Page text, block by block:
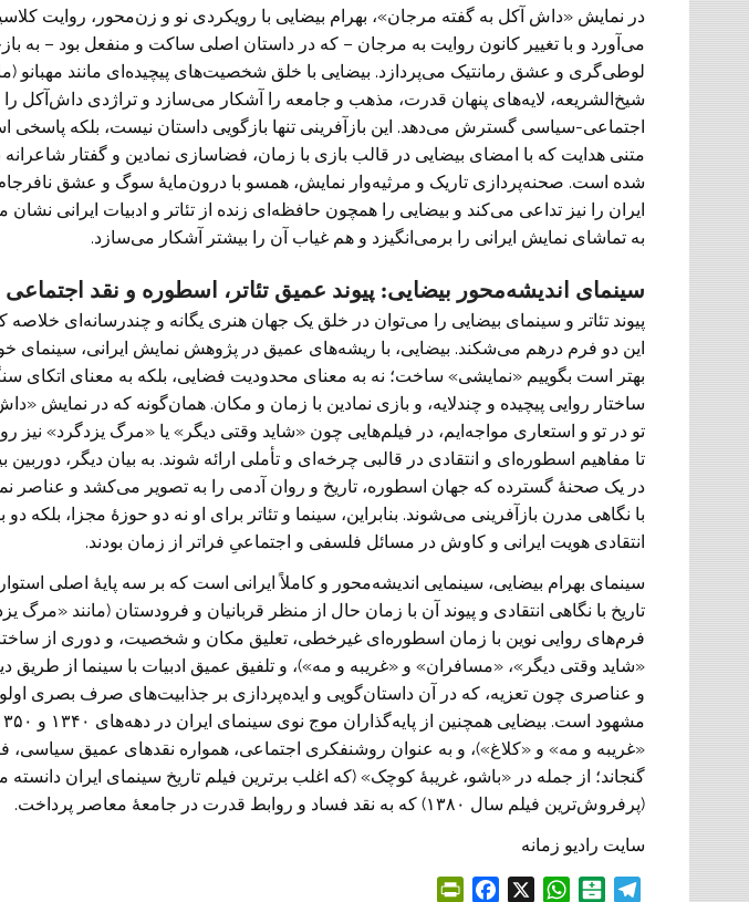
در نمایش «داش آکل به گفته مرجان»، بهرام بیضایی با رویکردی نو و زن‌محور، روایت
می‌آورد و با تغییر کانون روایت به مرجان – که در داستان اصلی ساکت و منفعل بود – به
لوطی‌گری و عشق رمانتیک می‌پردازد. بیضایی با خلق شخصیت‌های پیچیده‌ای مانند مهبانو
شیخ‌الشریعه، لایه‌های پنهان قدرت، مذهب و جامعه را آشکار می‌سازد و تراژدی داش‌آکل
اجتماعی-سیاسی گسترش می‌دهد. این بازآفرینی تنها بازگویی داستان نیست، بلکه
متنی هدایت که با امضای بیضایی در قالب بازی با زمان، فضاسازی نمادین و گفتار
شده است. صحنه‌پردازی تاریک و مرثیه‌وار نمایش، همسو با درون‌مایهٔ سوگ و عشق
ایران را نیز تداعی می‌کند و بیضایی را همچون حافظه‌ای زنده از تئاتر و ادبیات ایرانی
به تماشای نمایش ایرانی را برمی‌انگیزد و هم غیاب آن را بیشتر آشکار می‌سازد.
سینمای اندیشه‌محور بیضایی: پیوند عمیق تئاتر، اسطوره و نقد اجتماعی
پیوند تئاتر و سینمای بیضایی را می‌توان در خلق یک جهان هنری یگانه و چندرسانه‌ای
این دو فرم درهم می‌شکند. بیضایی، با ریشه‌های عمیق در پژوهش نمایش ایرانی، سینمای
بهتر است بگوییم «نمایشی» ساخت؛ نه به معنای محدودیت فضایی، بلکه به معنای اتکای
ساختار روایی پیچیده و چندلایه، و بازی نمادین با زمان و مکان. همان‌گونه که در نمایش
تو در تو و استعاری مواجه‌ایم، در فیلم‌هایی چون «شاید وقتی دیگر» یا «مرگ یزدگرد»
تا مفاهیم اسطوره‌ای و انتقادی در قالبی چرخه‌ای و تأملی ارائه شوند. به بیان دیگر،
در یک صحنۀ گسترده که جهان اسطوره، تاریخ و روان آدمی را به تصویر می‌کشد و عناصر
با نگاهی مدرن بازآفرینی می‌شوند. بنابراین، سینما و تئاتر برای او نه دو حوزۀ مجزا، بلکه دو
انتقادی هویت ایرانی و کاوش در مسائل فلسفی و اجتماعیِ فراتر از زمان بودند.
سینمای بهرام بیضایی، سینمایی اندیشه‌محور و کاملاً ایرانی است که بر سه پایهٔ اصلی
تاریخ با نگاهی انتقادی و پیوند آن با زمان حال از منظر قربانیان و فرودستان (مانند «مرگ
فرم‌های روایی نوین با زمان اسطوره‌ای غیرخطی، تعلیق مکان و شخصیت، و دوری از
«شاید وقتی دیگر»، «مسافران» و «غریبه و مه»)، و تلفیق عمیق ادبیات با سینما از طریق
و عناصری چون تعزیه، که در آن داستان‌گویی و ایده‌پردازی بر جذابیت‌های صرف بصری
«غریبه و مه» و «کلاغ»)، و به عنوان روشنفکری اجتماعی، همواره نقدهای عمیق سیاسی،
گنجاند؛ از جمله در «باشو، غریبهٔ کوچک» (که اغلب برترین فیلم تاریخ سینمای ایران
(پرفروش‌ترین فیلم سال ۱۳۸۰) که به نقد فساد و روابط قدرت در جامعهٔ معاصر پرداخت.
سایت رادیو زمانه
W